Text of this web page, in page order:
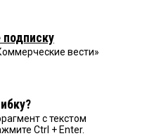
вести»
с текстом
Ctrl + Enter.